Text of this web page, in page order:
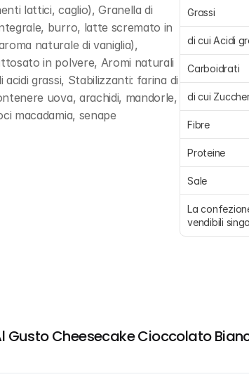
lattici, caglio), Granella di
burro, latte scremato in
naturale di vaniglia),
in polvere, Aromi naturali
grassi, Stabilizzanti: farina di
uova, arachidi, mandorle,
macadamia, senape
Grassi
di cui Acidi
Carboidrati
di cui
Fibre
Proteine
Sale
La
vendibili
Cheesecake Cioccolato